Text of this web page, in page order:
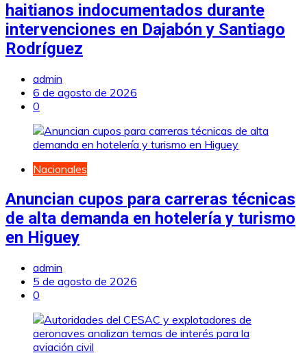
haitianos indocumentados durante
intervenciones en Dajabón y Santiago
Rodríguez
admin
6 de agosto de 2026
0
Nacionales
Anuncian cupos para carreras técnicas
de alta demanda en hotelería y turismo
en Higuey
admin
5 de agosto de 2026
0